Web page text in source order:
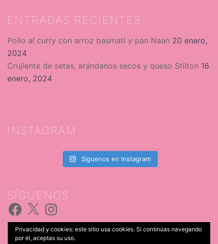
ENTRADAS RECIENTES
Pollo al curry con arroz basmati y pan Naan 20 enero,
2024
Crujiente de setas, arándanos secos y queso Stilton 16
enero, 2024
INSTAGRAM
Síguenos en Instagram
SÍGUENOS
Facebook
X Instagram
Privacidad y cookies: este sitio usa cookies. Si continúas navegando
por él, aceptas su uso.